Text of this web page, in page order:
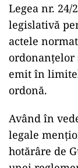
Legea nr.
legislativă
actele
ordonanţelor
emit în
ordonă.
Având în
legale
hotărâre de